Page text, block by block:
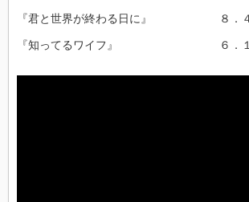
『君と世界が終わる日に』 ８．４
『知ってるワイフ』 ６．１％